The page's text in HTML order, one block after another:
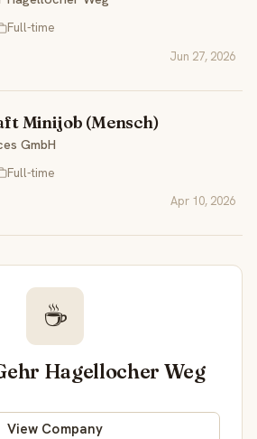
Full-time
Jun 27, 2026
Minijob (Mensch)
GmbH
Full-time
Apr 10, 2026
☕
Hagellocher Weg
View Company